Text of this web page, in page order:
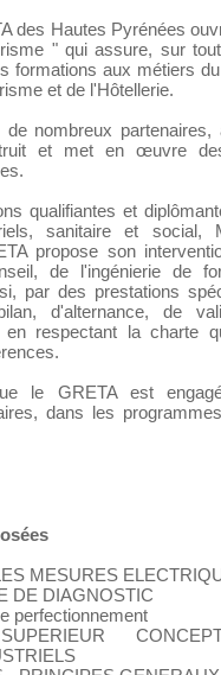
des Hautes Pyrénées
" qui assure, sur
formations aux métiers
et de l'Hôtellerie.
nombreux partenaires,
et met en œuvre
qualifiantes et
sanitaire et social,
propose son
de l'ingénierie de
par des prestations
d'alternance, de
respectant la charte
le GRETA est
dans les
MESURES
DE DIAGNOSTIC
perfectionnement